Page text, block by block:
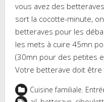
vous avez des
sort la cocotte-minute,
betteraves pour les
les mets à cuire 45mn
(30mn pour des petites
Votre betterave doit
Cuisine familiale,